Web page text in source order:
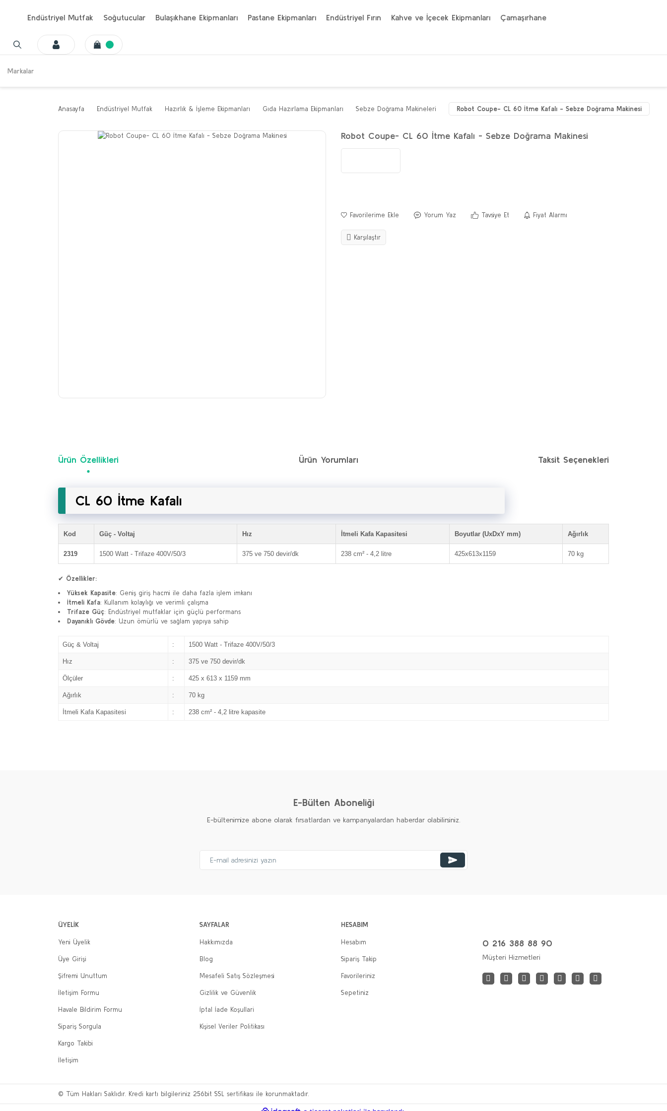
Endüstriyel Mutfak Soğutucular Bulaşıkhane Ekipmanları Pastane Ekipmanları Endüstriyel Fırın Kahve ve İçecek Ekipmanları Çamaşırhane
Markalar
Anasayfa Endüstriyel Mutfak Hazırlık & İşleme Ekipmanları Gıda Hazırlama Ekipmanları Sebze Doğrama Makineleri Robot Coupe- CL 60 İtme Kafalı - Sebze Doğrama Makinesi
Robot Coupe- CL 60 İtme Kafalı - Sebze Doğrama Makinesi
Yorum Yaz Tavsiye Et Fiyat Alarmı
Karşılaştır
Ürün Özellikleri Ürün Yorumları Taksit Seçenekleri
CL 60 İtme Kafalı
Kod Güç - Voltaj Hız İtmeli Kafa Kapasitesi Boyutlar (UxDxY mm) Ağırlık
2319 1500 Watt - Trifaze 400V/50/3 375 ve 750 devir/dk 238 cm² - 4,2 litre 425x613x1159 70 kg
✔ Özellikler:
Yüksek Kapasite: Geniş giriş hacmi ile daha fazla işlem imkanı
İtmeli Kafa: Kullanım kolaylığı ve verimli çalışma
Trifaze Güç: Endüstriyel mutfaklar için güçlü performans
Dayanıklı Gövde: Uzun ömürlü ve sağlam yapıya sahip
Güç & Voltaj : 1500 Watt - Trifaze 400V/50/3
Hız : 375 ve 750 devir/dk
Ölçüler : 425 x 613 x 1159 mm
Ağırlık : 70 kg
İtmeli Kafa Kapasitesi : 238 cm² - 4,2 litre kapasite
E-Bülten Aboneliği
E-bültenimize abone olarak fırsatlardan ve kampanyalardan haberdar olabilirsiniz.
ÜYELİK
Yeni Üyelik
Üye Girişi
Şifremi Unuttum
İletişim Formu
Havale Bildirim Formu
Sipariş Sorgula
Kargo Takibi
İletişim
SAYFALAR
Hakkımızda
Blog
Mesafeli Satış Sözleşmesi
Gizlilik ve Güvenlik
İptal İade Koşullari
Kişisel Veriler Politikası
HESABIM
Hesabım
Sipariş Takip
Favorileriniz
Sepetiniz
0 216 388 88 90
Müşteri Hizmetleri
© Tüm Hakları Saklıdır. Kredi kartı bilgileriniz 256bit SSL sertifikası ile korunmaktadır.